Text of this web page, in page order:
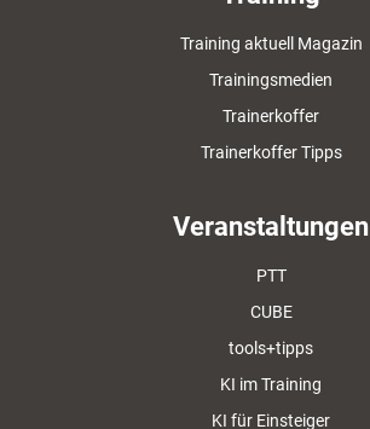
Training aktuell Magazin
Trainingsmedien
Trainerkoffer
Trainerkoffer Tipps
Veranstaltungen
PTT
CUBE
tools+tipps
KI im Training
KI für Einsteiger